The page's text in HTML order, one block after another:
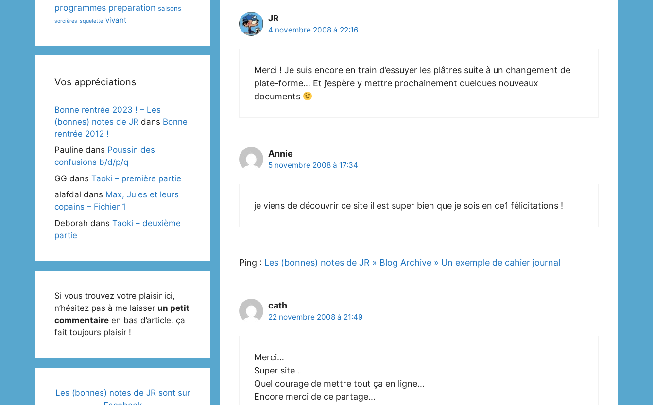
JR
4 novembre 2008 à 22:16
Merci ! Je suis encore en train d’essuyer les plâtres suite à un changement de
plate-forme… Et j’espère y mettre prochainement quelques nouveaux
documents
Annie
5 novembre 2008 à 17:34
je viens de découvrir ce site il est super bien que je sois en ce1 félicitations !
Ping : Les (bonnes) notes de JR » Blog Archive » Un exemple de cahier journal
cath
22 novembre 2008 à 21:49
Merci…
Super site…
Quel courage de mettre tout ça en ligne…
Encore merci de ce partage…
programmes préparation saisons
sorcières squelette vivant
Vos appréciations
Bonne rentrée 2023 ! – Les
(bonnes) notes de JR dans Bonne
rentrée 2012 !
Pauline dans Poussin des
confusions b/d/p/q
GG dans Taoki – première partie
alafdal dans Max, Jules et leurs
copains – Fichier 1
Deborah dans Taoki – deuxième
partie
Si vous trouvez votre plaisir ici,
n’hésitez pas à me laisser un petit
commentaire en bas d’article, ça
fait toujours plaisir !
Les (bonnes) notes de JR sont sur